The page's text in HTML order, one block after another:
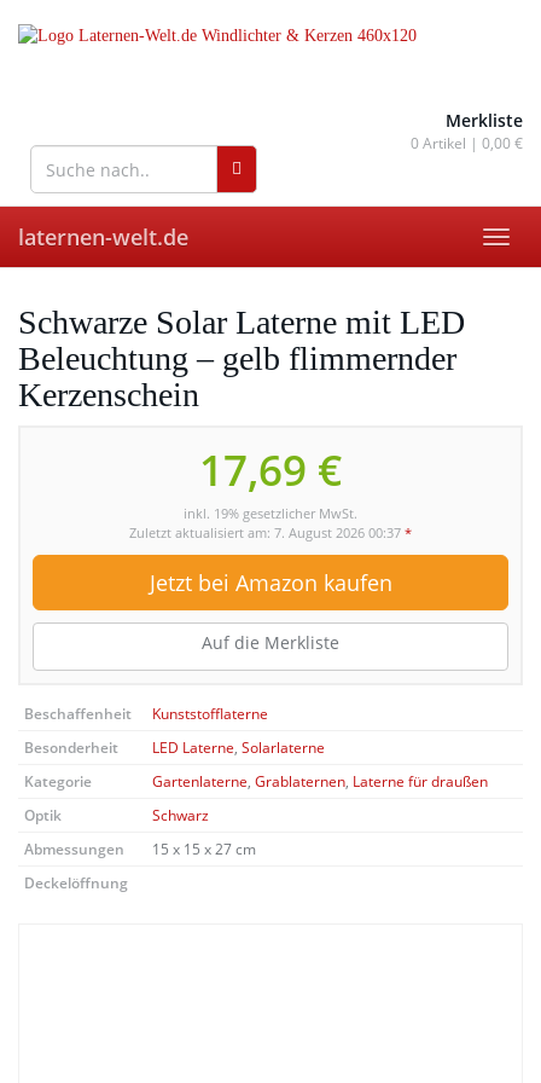
Merkliste
0Artikel | 0,00 €
laternen-welt.de
Schwarze Solar Laterne mit LED
Beleuchtung – gelb flimmernder
Kerzenschein
17,69 €
inkl. 19% gesetzlicher MwSt.
Zuletzt aktualisiert am: 7. August 2026 00:37 *
Jetzt bei Amazon kaufen
Auf die Merkliste
Beschaffenheit
Kunststofflaterne
Besonderheit
LED Laterne, Solarlaterne
Kategorie
Gartenlaterne, Grablaternen, Laterne für draußen
Optik
Schwarz
Abmessungen
15 x 15 x 27 cm
Deckelöffnung